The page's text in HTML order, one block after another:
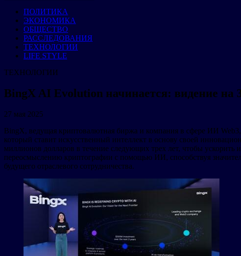
ПОЛИТИКА
ЭКОНОМИКА
ОБЩЕСТВО
РАССЛЕДОВАНИЯ
ТЕХНОЛОГИИ
LIFE STYLE
ТЕХНОЛОГИИ
BingX AI Evolution начинается: видение на
27 мая 2025
BingX, ведущая криптовалютная биржа и компания в сфере ИИ
который ставит искусственный интеллект в основу своей
миллионов долларов в течение следующих трех лет, чтобы
переосмыслению криптографии с помощью ИИ, способствуя
будущего отраслевого сотрудничества.